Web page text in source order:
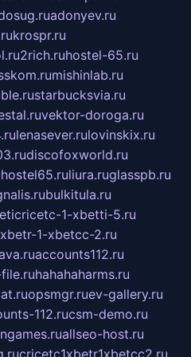
adonyev.ru
krospr.ru
2rich.ruhostel-65.ru
mishinlab.ru
starbucksvia.ru
vektor-doroga.ru
lenasever.rulovinskix.ru
discofoxworld.ru
hostel65.ruliura.ruglasspb.ru
bulkitula.ru
1-xbetti-5.ru
1-xbetcc-2.ru
accounts112.ru
hahahaharms.ru
opsmgr.ruev-gallery.ru
112.rucsm-demo.ru
allseo-host.ru